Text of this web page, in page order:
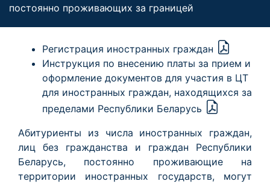
постоянно проживающих за границей
Регистрация иностранных граждан
Инструкция по внесению платы за прием и
оформление документов для участия в ЦТ
для иностранных граждан, находящихся за
пределами Республики Беларусь
Абитуриенты из числа иностранных граждан,
лиц без гражданства и граждан Республики
Беларусь, постоянно проживающие на
территории иностранных государств, могут